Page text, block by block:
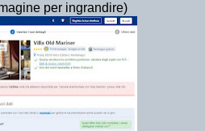
per ingrandire)